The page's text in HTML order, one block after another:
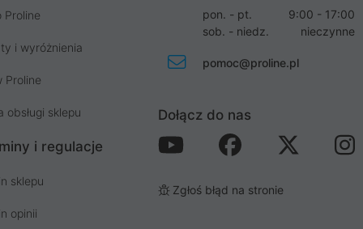
Proline
i wyróżnienia
Proline
obsługi sklepu
i regulacje
sklepu
opinii
pon. - pt.
9:00 - 17:00
sob. - niedz.
nieczynne
pomoc@proline.pl
Dołącz do nas
Zgłoś błąd na stronie